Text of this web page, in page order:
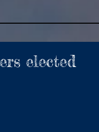
elected